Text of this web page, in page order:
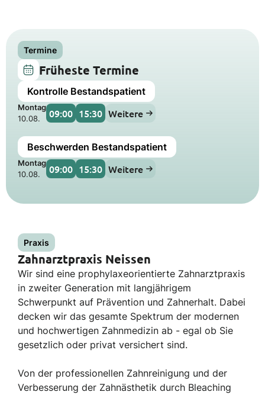
Termine
Früheste Termine
Kontrolle Bestandspatient
Montag
10.08.
09:00 15:30 Weitere
Beschwerden Bestandspatient
Montag
10.08.
09:00 15:30 Weitere
Praxis
Zahnarztpraxis Neissen
Wir sind eine prophylaxeorientierte Zahnarztpraxis
in zweiter Generation mit langjährigem
Schwerpunkt auf Prävention und Zahnerhalt. Dabei
decken wir das gesamte Spektrum der modernen
und hochwertigen Zahnmedizin ab - egal ob Sie
gesetzlich oder privat versichert sind.
Von der professionellen Zahnreinigung und der
Verbesserung der Zahnästhetik durch Bleaching